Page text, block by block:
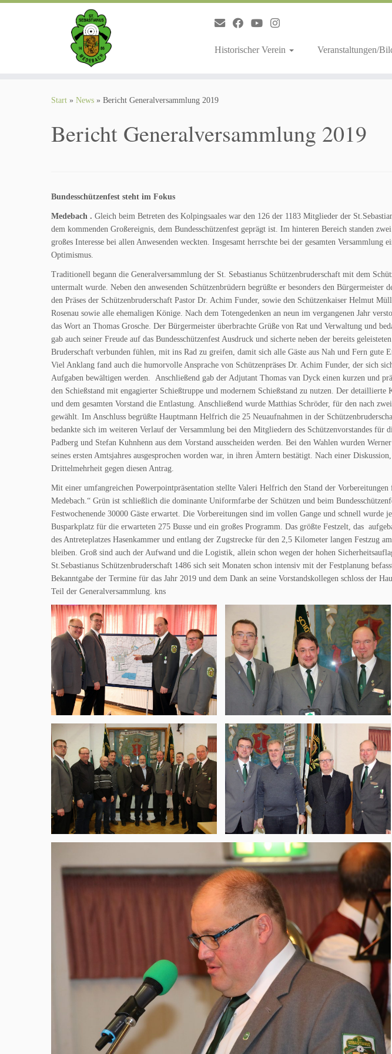
Zum
Historischer Verein Veranstaltungen/
Start » News » Bericht Generalversammlung 2019
Bericht Generalversammlung 2019
Bundesschützenfest steht im Fokus
Medebach . Gleich beim Betreten des Kolpingsaales war den 126 der 1183 Mitglieder der
dem kommenden Großereignis, dem Bundesschützenfest geprägt ist. Im hinteren Bereich standen
großes Interesse bei allen Anwesenden weckten. Insgesamt herrschte bei der gesamten
Optimismus.
Traditionell begann die Generalversammlung der St. Sebastianus Schützenbruderschaft mit dem
untermalt wurde. Neben den anwesenden Schützenbrüdern begrüßte er besonders den
den Präses der Schützenbruderschaft Pastor Dr. Achim Funder, sowie den Schützenkaiser Helmut
Rosenau sowie alle ehemaligen Könige. Nach dem Totengedenken an neun im vergangenen Jahr
das Wort an Thomas Grosche. Der Bürgermeister überbrachte Grüße von Rat und Verwaltung und
gab auch seiner Freude auf das Bundesschützenfest Ausdruck und sicherte neben der bereits
Bruderschaft verbunden fühlen, mit ins Rad zu greifen, damit sich alle Gäste aus Nah und Fern gute
Viel Anklang fand auch die humorvolle Ansprache von Schützenpräses Dr. Achim Funder, der sich
Aufgaben bewältigen werden. Anschließend gab der Adjutant Thomas van Dyck einen kurzen und
den Schießstand mit engagierter Schießtruppe und modernem Schießstand zu nutzen. Der
und dem gesamten Vorstand die Entlastung. Anschließend wurde Matthias Schröder, für den nach
gewählt. Im Anschluss begrüßte Hauptmann Helfrich die 25 Neuaufnahmen in der
bedankte sich im weiteren Verlauf der Versammlung bei den Mitgliedern des Schützenvorstandes
Padberg und Stefan Kuhnhenn aus dem Vorstand ausscheiden werden. Bei den Wahlen wurden
seines ersten Amtsjahres ausgesprochen worden war, in ihren Ämtern bestätigt. Nach einer
Drittelmehrheit gegen diesen Antrag.
Mit einer umfangreichen Powerpointpräsentation stellte Valeri Helfrich den Stand der
Medebach.“ Grün ist schließlich die dominante Uniformfarbe der Schützen und beim
Festwochenende 30000 Gäste erwartet. Die Vorbereitungen sind im vollen Gange und schnell
Busparkplatz für die erwarteten 275 Busse und ein großes Programm. Das größte Festzelt, das
des Antreteplatzes Hasenkammer und entlang der Zugstrecke für den 2,5 Kilometer langen Festzug
bleiben. Groß sind auch der Aufwand und die Logistik, allein schon wegen der hohen
St.Sebastianus Schützenbruderschaft 1486 sich seit Monaten schon intensiv mit der Festplanung
Bekanntgabe der Termine für das Jahr 2019 und dem Dank an seine Vorstandskollegen schloss der
Teil der Generalversammlung. kns